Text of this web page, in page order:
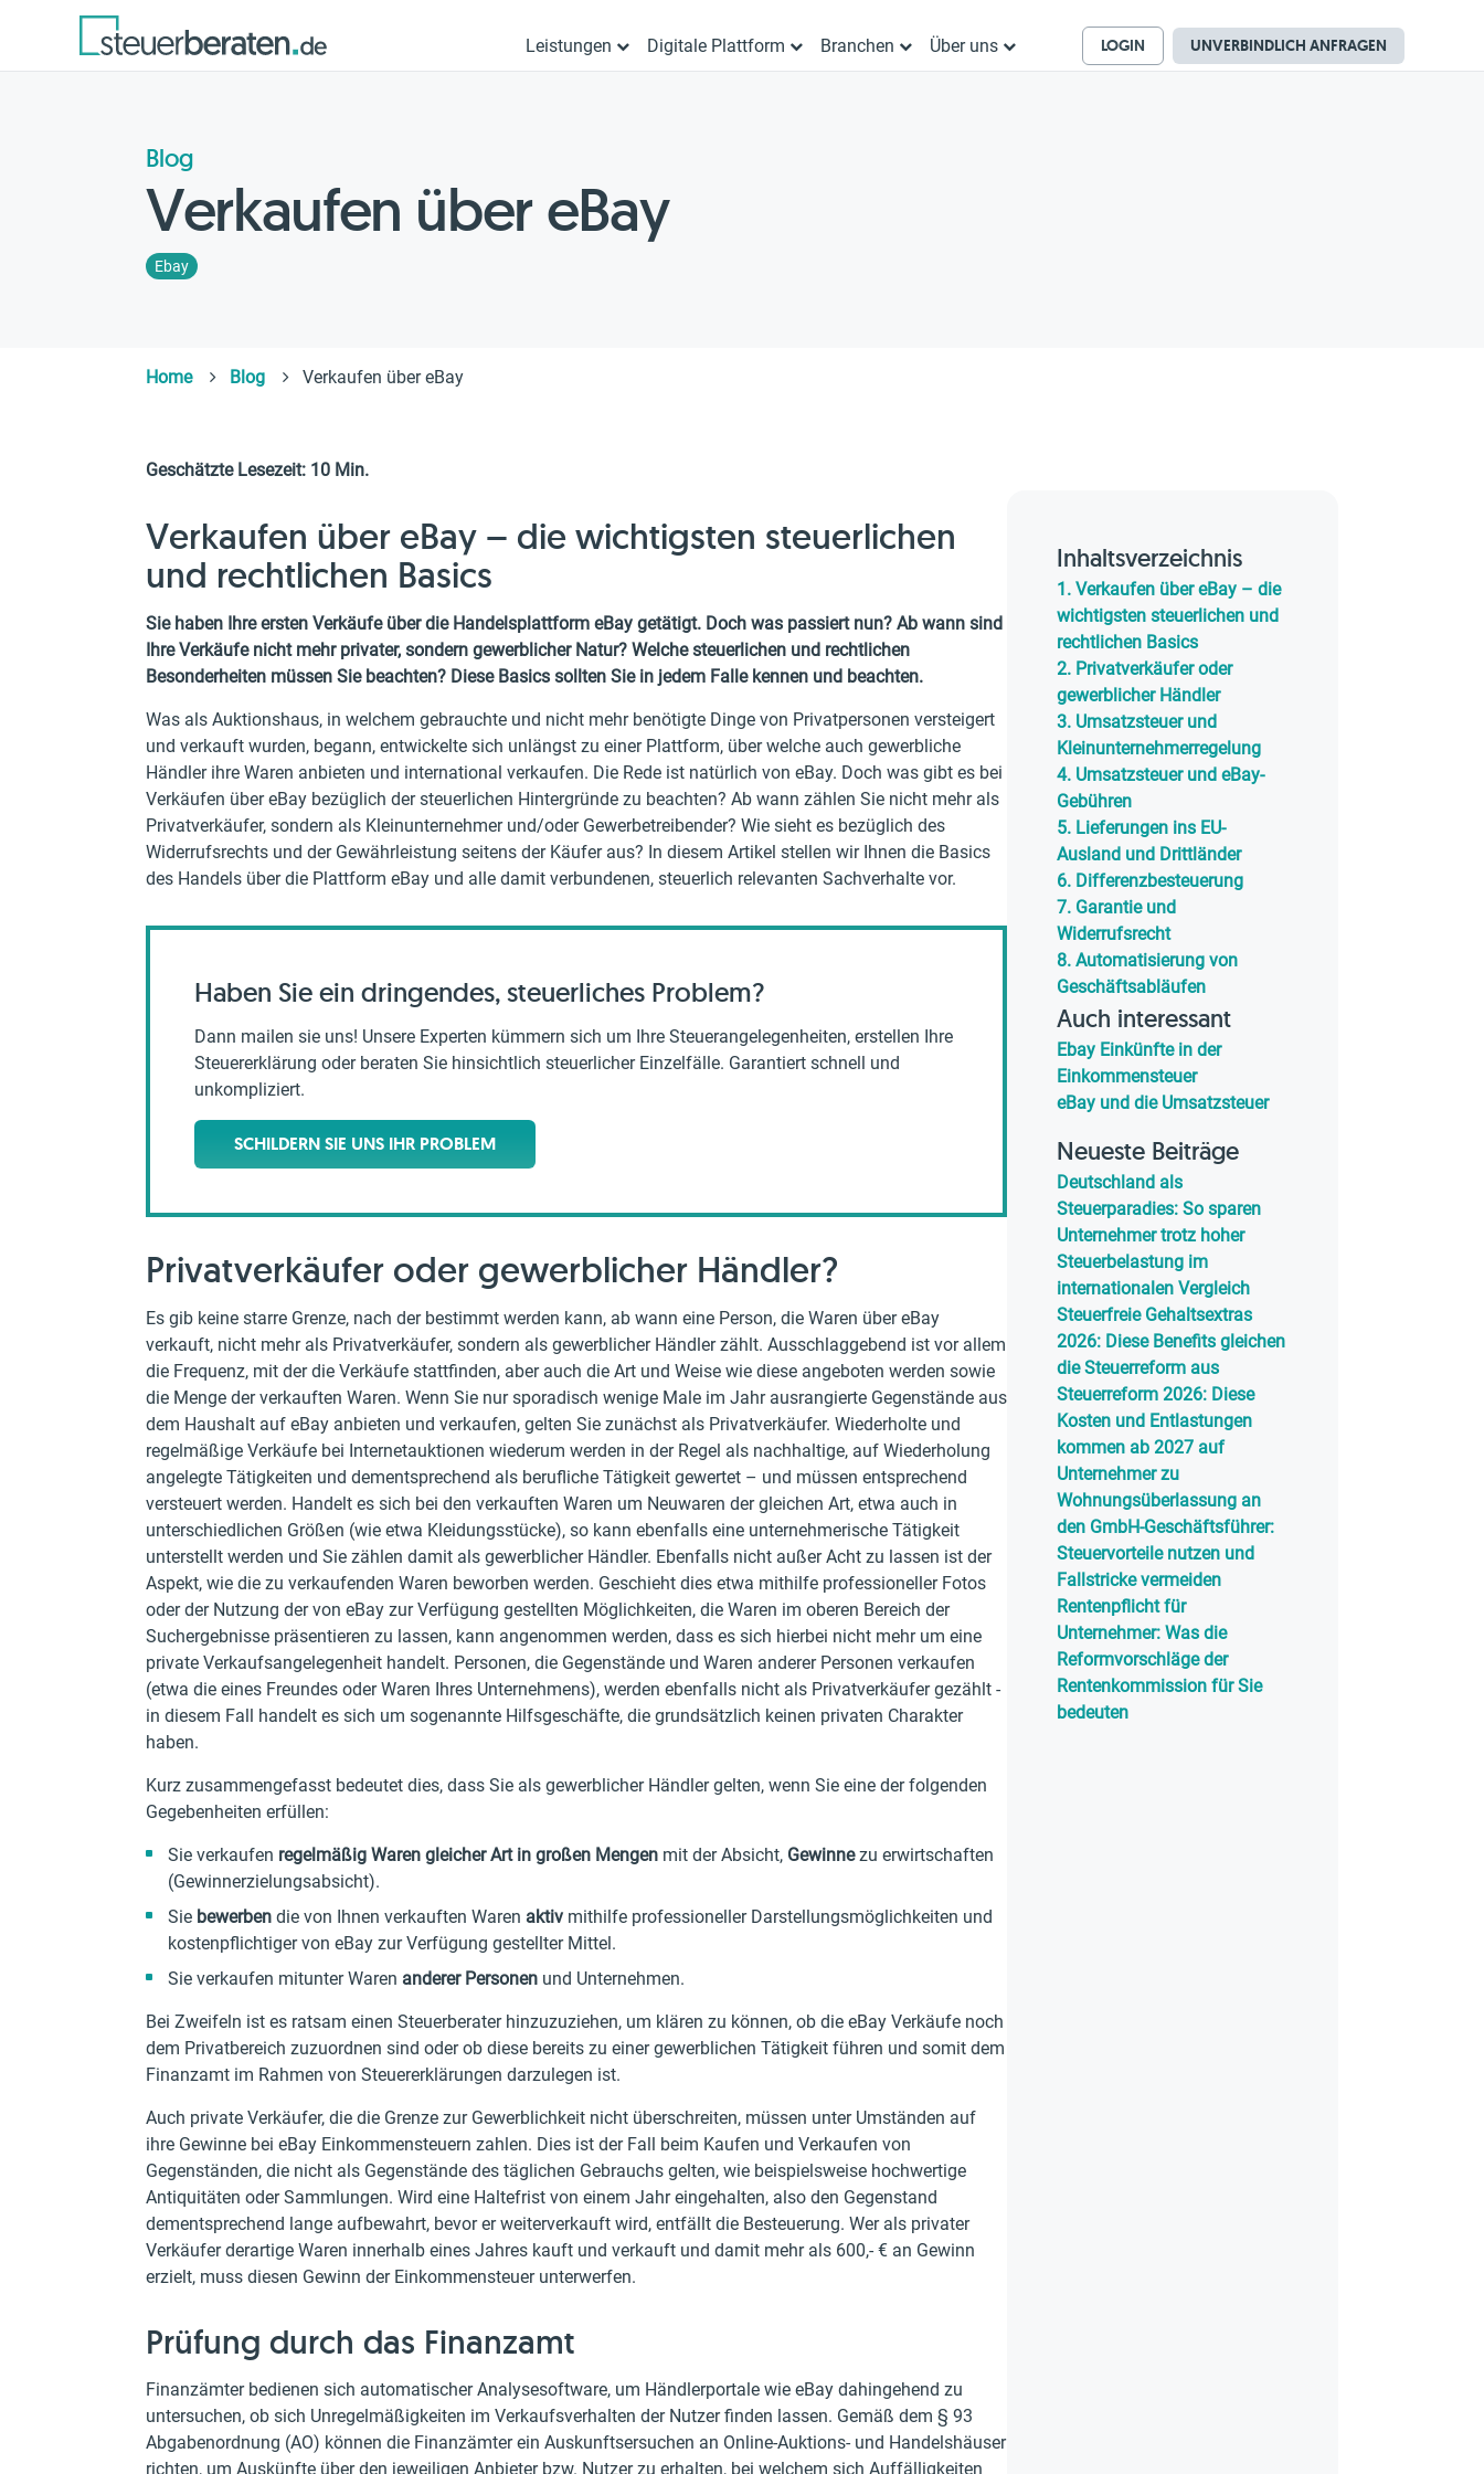
Leistungen Digitale Plattform Branchen Über uns LOGIN UNVERBINDLICH ANFRAGEN
Blog
Verkaufen über eBay
Ebay
Home Blog Verkaufen über eBay
Geschätzte Lesezeit: 10 Min.
Verkaufen über eBay – die wichtigsten steuerlichen
und rechtlichen Basics
Sie haben Ihre ersten Verkäufe über die Handelsplattform eBay getätigt. Doch was passiert nun? Ab wann sind
Ihre Verkäufe nicht mehr privater, sondern gewerblicher Natur? Welche steuerlichen und rechtlichen
Besonderheiten müssen Sie beachten? Diese Basics sollten Sie in jedem Falle kennen und beachten.
Was als Auktionshaus, in welchem gebrauchte und nicht mehr benötigte Dinge von Privatpersonen versteigert
und verkauft wurden, begann, entwickelte sich unlängst zu einer Plattform, über welche auch gewerbliche
Händler ihre Waren anbieten und international verkaufen. Die Rede ist natürlich von eBay. Doch was gibt es bei
Verkäufen über eBay bezüglich der steuerlichen Hintergründe zu beachten? Ab wann zählen Sie nicht mehr als
Privatverkäufer, sondern als Kleinunternehmer und/oder Gewerbetreibender? Wie sieht es bezüglich des
Widerrufsrechts und der Gewährleistung seitens der Käufer aus? In diesem Artikel stellen wir Ihnen die Basics
des Handels über die Plattform eBay und alle damit verbundenen, steuerlich relevanten Sachverhalte vor.
Haben Sie ein dringendes, steuerliches Problem?
Dann mailen sie uns! Unsere Experten kümmern sich um Ihre Steuerangelegenheiten, erstellen Ihre
Steuererklärung oder beraten Sie hinsichtlich steuerlicher Einzelfälle. Garantiert schnell und
unkompliziert.
SCHILDERN SIE UNS IHR PROBLEM
Privatverkäufer oder gewerblicher Händler?
Es gib keine starre Grenze, nach der bestimmt werden kann, ab wann eine Person, die Waren über eBay
verkauft, nicht mehr als Privatverkäufer, sondern als gewerblicher Händler zählt. Ausschlaggebend ist vor allem
die Frequenz, mit der die Verkäufe stattfinden, aber auch die Art und Weise wie diese angeboten werden sowie
die Menge der verkauften Waren. Wenn Sie nur sporadisch wenige Male im Jahr ausrangierte Gegenstände aus
dem Haushalt auf eBay anbieten und verkaufen, gelten Sie zunächst als Privatverkäufer. Wiederholte und
regelmäßige Verkäufe bei Internetauktionen wiederum werden in der Regel als nachhaltige, auf Wiederholung
angelegte Tätigkeiten und dementsprechend als berufliche Tätigkeit gewertet – und müssen entsprechend
versteuert werden. Handelt es sich bei den verkauften Waren um Neuwaren der gleichen Art, etwa auch in
unterschiedlichen Größen (wie etwa Kleidungsstücke), so kann ebenfalls eine unternehmerische Tätigkeit
unterstellt werden und Sie zählen damit als gewerblicher Händler. Ebenfalls nicht außer Acht zu lassen ist der
Aspekt, wie die zu verkaufenden Waren beworben werden. Geschieht dies etwa mithilfe professioneller Fotos
oder der Nutzung der von eBay zur Verfügung gestellten Möglichkeiten, die Waren im oberen Bereich der
Suchergebnisse präsentieren zu lassen, kann angenommen werden, dass es sich hierbei nicht mehr um eine
private Verkaufsangelegenheit handelt. Personen, die Gegenstände und Waren anderer Personen verkaufen
(etwa die eines Freundes oder Waren Ihres Unternehmens), werden ebenfalls nicht als Privatverkäufer gezählt -
in diesem Fall handelt es sich um sogenannte Hilfsgeschäfte, die grundsätzlich keinen privaten Charakter
haben.
Kurz zusammengefasst bedeutet dies, dass Sie als gewerblicher Händler gelten, wenn Sie eine der folgenden
Gegebenheiten erfüllen:
Sie verkaufen regelmäßig Waren gleicher Art in großen Mengen mit der Absicht, Gewinnezu erwirtschaften
(Gewinnerzielungsabsicht).
Sie bewerben die von Ihnen verkauften Waren aktiv mithilfe professioneller Darstellungsmöglichkeiten und
kostenpflichtiger von eBay zur Verfügung gestellter Mittel.
Sie verkaufen mitunter Waren anderer Personen und Unternehmen.
Bei Zweifeln ist es ratsam einen Steuerberater hinzuzuziehen, um klären zu können, ob die eBay Verkäufe noch
dem Privatbereich zuzuordnen sind oder ob diese bereits zu einer gewerblichen Tätigkeit führen und somit dem
Finanzamt im Rahmen von Steuererklärungen darzulegen ist.
Auch private Verkäufer, die die Grenze zur Gewerblichkeit nicht überschreiten, müssen unter Umständen auf
ihre Gewinne bei eBay Einkommensteuern zahlen. Dies ist der Fall beim Kaufen und Verkaufen von
Gegenständen, die nicht als Gegenstände des täglichen Gebrauchs gelten, wie beispielsweise hochwertige
Antiquitäten oder Sammlungen. Wird eine Haltefrist von einem Jahr eingehalten, also den Gegenstand
dementsprechend lange aufbewahrt, bevor er weiterverkauft wird, entfällt die Besteuerung. Wer als privater
Verkäufer derartige Waren innerhalb eines Jahres kauft und verkauft und damit mehr als 600,- € an Gewinn
erzielt, muss diesen Gewinn der Einkommensteuer unterwerfen.
Prüfung durch das Finanzamt
Finanzämter bedienen sich automatischer Analysesoftware, um Händlerportale wie eBay dahingehend zu
untersuchen, ob sich Unregelmäßigkeiten im Verkaufsverhalten der Nutzer finden lassen. Gemäß dem § 93
Abgabenordnung (AO) können die Finanzämter ein Auskunftsersuchen an Online-Auktions- und Handelshäuser
richten, um Auskünfte über den jeweiligen Anbieter bzw. Nutzer zu erhalten, bei welchem sich Auffälligkeiten
Inhaltsverzeichnis
1. Verkaufen über eBay – die
wichtigsten steuerlichen und
rechtlichen Basics
2. Privatverkäufer oder
gewerblicher Händler
3. Umsatzsteuer und
Kleinunternehmerregelung
4. Umsatzsteuer und eBay-
Gebühren
5. Lieferungen ins EU-
Ausland und Drittländer
6. Differenzbesteuerung
7. Garantie und
Widerrufsrecht
8. Automatisierung von
Geschäftsabläufen
Auch interessant
Ebay Einkünfte in der
Einkommensteuer
eBay und die Umsatzsteuer
Neueste Beiträge
Deutschland als
Steuerparadies: So sparen
Unternehmer trotz hoher
Steuerbelastung im
internationalen Vergleich
Steuerfreie Gehaltsextras
2026: Diese Benefits gleichen
die Steuerreform aus
Steuerreform 2026: Diese
Kosten und Entlastungen
kommen ab 2027 auf
Unternehmer zu
Wohnungsüberlassung an
den GmbH-Geschäftsführer:
Steuervorteile nutzen und
Fallstricke vermeiden
Rentenpflicht für
Unternehmer: Was die
Reformvorschläge der
Rentenkommission für Sie
bedeuten